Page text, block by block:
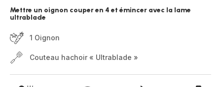
Mettre un oignon couper en 4 et émincer avec la lame
ultrablade
1 Oignon
Couteau hachoir « Ultrablade »